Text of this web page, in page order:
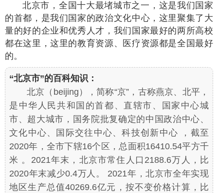
北京市，全国十大最堵城市之一，这是我们国家
的首都，是我们国家的政治文化中心，这里聚集了大
量的好的企业和优秀人才，我们国家最好的两所高校
都在这里，这里的教育资源、医疗资源都是全国最好
的。
“北京市”的百科知识：
北京（beijing），简称“京”，古称燕京、北平，
是中华人民共和国的首都、直辖市、国家中心城
市、超大城市，国务院批复确定的中国政治中心、
文化中心、国际交往中心、科技创新中心 ，截至
2020年，全市下辖16个区，总面积16410.54平方千
米 。2021年末，北京市常住人口2188.6万人，比
2020年末减少0.4万人。 2021年，北京市全年实现
地区生产总值40269.6亿元，按不变价格计算，比